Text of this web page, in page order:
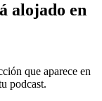
alojado en
que aparece en
podcast.